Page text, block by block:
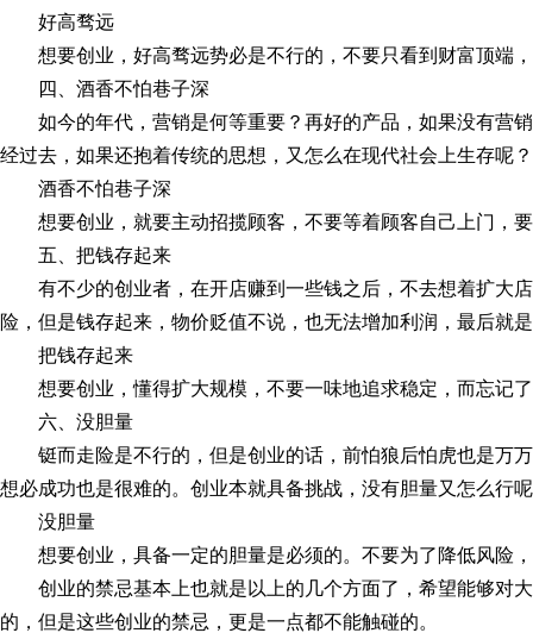
好高骛远
想要创业，好高骛远势必是不行的，不要只看到财富顶端
四、酒香不怕巷子深
如今的年代，营销是何等重要？再好的产品，如果没有营
经过去，如果还抱着传统的思想，又怎么在现代社会上生存呢？
酒香不怕巷子深
想要创业，就要主动招揽顾客，不要等着顾客自己上门，
五、把钱存起来
有不少的创业者，在开店赚到一些钱之后，不去想着扩大
险，但是钱存起来，物价贬值不说，也无法增加利润，最后就
把钱存起来
想要创业，懂得扩大规模，不要一味地追求稳定，而忘记
六、没胆量
铤而走险是不行的，但是创业的话，前怕狼后怕虎也是万
想必成功也是很难的。创业本就具备挑战，没有胆量又怎么行
没胆量
想要创业，具备一定的胆量是必须的。不要为了降低风险
创业的禁忌基本上也就是以上的几个方面了，希望能够对
的，但是这些创业的禁忌，更是一点都不能触碰的。